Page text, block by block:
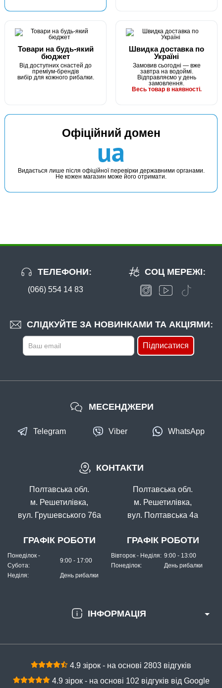
Товари на будь-який
бюджет
Від доступних снастей до
преміум-брендів
вибір для кожного рибалки.
Швидка доставка по
Україні
Замовив сьогодні — вже
завтра на водоймі.
Відправляємо у день
замовлення.
Весь товар в наявності.
Офіційний домен
ua
Видається лише після офіційної перевірки державними органами.
Не кожен магазин може його отримати.
ТЕЛЕФОНИ:
(066) 554 14 83
СЛІДКУЙТЕ ЗА НОВИНКАМИ ТА АКЦІЯМИ:
Підписатися
СОЦ МЕРЕЖІ:
ІНФОРМАЦІЯ
КОНТАКТИ
Полтавська обл.
м. Решетилівка,
вул. Грушевського 76а
ГРАФІК РОБОТИ
Понеділок -
Субота:
9:00 - 17:00
Неділя: День рибалки
Полтавська обл.
м. Решетилівка,
вул. Полтавська 4а
ГРАФІК РОБОТИ
Вівторок - Неділя: 9:00 - 13:00
Понеділок:
День рибалки
МЕСЕНДЖЕРИ
Telegram Viber WhatsApp
4.9 зірок - на основі 2803 відгуків
4.9 зірок - на основі 102 відгуків від Google